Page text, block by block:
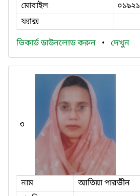
মোবাইল
ফ্যাক্স
ভিকার্ড ডাউনলোড করুন • দেখুন
৩
নাম
আতিয়া পারভীন